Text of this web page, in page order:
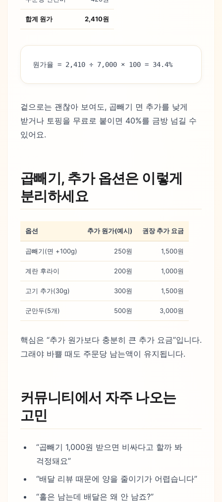
합계 원가 2,410원
원가율 = 2,410 ÷ 7,000 × 100 = 34.4%
겉으로는 괜찮아 보여도, 곱빼기 면 추가를 낮게
받거나 토핑을 무료로 붙이면 40%를 금방 넘길 수
있어요.
곱빼기, 추가 옵션은 이렇게
분리하세요
옵션 추가 원가(예시) 권장 추가 요금
곱빼기(면 +100g) 250원 1,500원
계란 후라이 200원 1,000원
고기 추가(30g) 300원 1,500원
군만두(5개) 500원 3,000원
핵심은 “추가 원가보다 충분히 큰 추가 요금”입니다.
그래야 바쁠 때도 주문당 남는액이 유지됩니다.
커뮤니티에서 자주 나오는
고민
“곱빼기 1,000원 받으면 비싸다고 할까 봐
걱정돼요”
“배달 리뷰 때문에 양을 줄이기가 어렵습니다”
“홀은 남는데 배달은 왜 안 남죠?”